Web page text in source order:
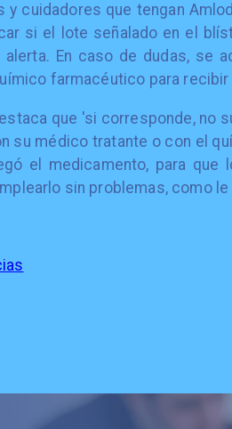
y cuidadores que tengan
si el lote señalado en el
alerta. En caso de dudas, se
farmacéutico para
que 'si corresponde, no
su médico tratante o con el
el medicamento, para que
sin problemas, como